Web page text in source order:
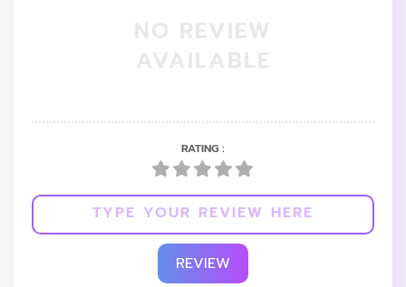
RATING :
REVIEW